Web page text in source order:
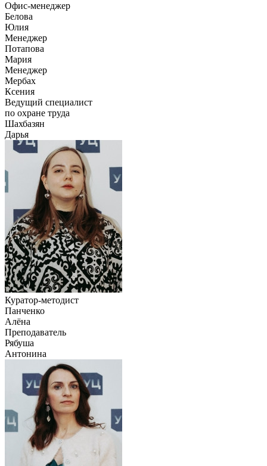
Офис-менеджер
Белова
Юлия
Менеджер
Потапова
Мария
Менеджер
Мербах
Ксения
Ведущий специалист
по охране труда
Шахбазян
Дарья
Куратор-методист
Панченко
Алёна
Преподаватель
Рябуша
Антонина